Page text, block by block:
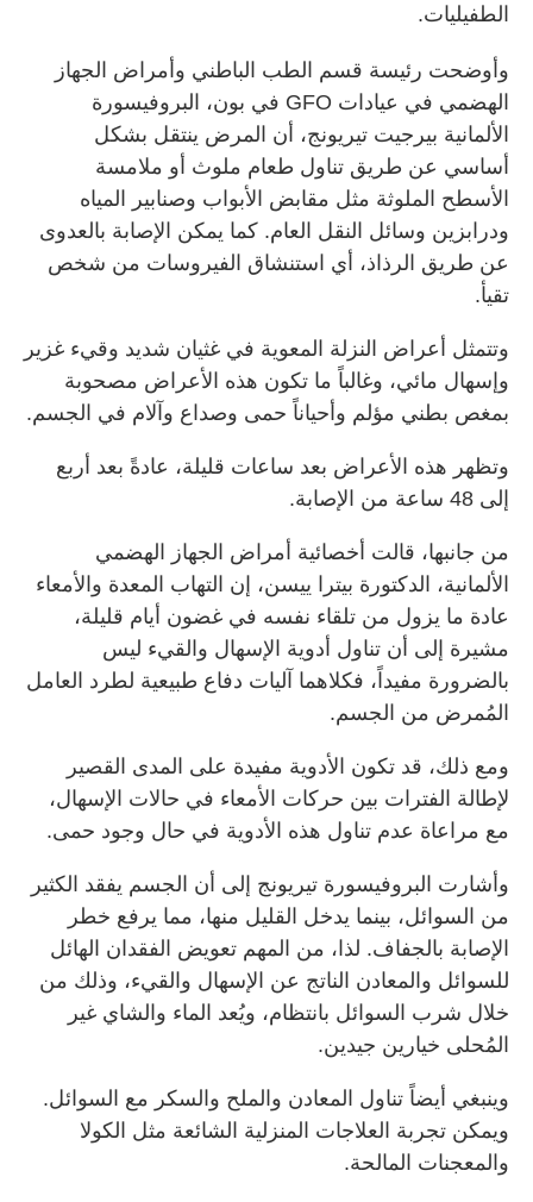
الطفيليات.
وأوضحت رئيسة قسم الطب الباطني وأمراض الجهاز
الهضمي في عيادات GFO في بون، البروفيسورة
الألمانية بيرجيت تيريونج، أن المرض ينتقل بشكل
أساسي عن طريق تناول طعام ملوث أو ملامسة
الأسطح الملوثة مثل مقابض الأبواب وصنابير المياه
ودرابزين وسائل النقل العام. كما يمكن الإصابة بالعدوى
عن طريق الرذاذ، أي استنشاق الفيروسات من شخص
تقيأ.
وتتمثل أعراض النزلة المعوية في غثيان شديد وقيء غزير
وإسهال مائي، وغالباً ما تكون هذه الأعراض مصحوبة
بمغص بطني مؤلم وأحياناً حمى وصداع وآلام في الجسم.
وتظهر هذه الأعراض بعد ساعات قليلة، عادةً بعد أربع
إلى 48 ساعة من الإصابة.
من جانبها، قالت أخصائية أمراض الجهاز الهضمي
الألمانية، الدكتورة بيترا ييسن، إن التهاب المعدة والأمعاء
عادة ما يزول من تلقاء نفسه في غضون أيام قليلة،
مشيرة إلى أن تناول أدوية الإسهال والقيء ليس
بالضرورة مفيداً، فكلاهما آليات دفاع طبيعية لطرد العامل
المُمرض من الجسم.
ومع ذلك، قد تكون الأدوية مفيدة على المدى القصير
لإطالة الفترات بين حركات الأمعاء في حالات الإسهال،
مع مراعاة عدم تناول هذه الأدوية في حال وجود حمى.
وأشارت البروفيسورة تيريونج إلى أن الجسم يفقد الكثير
من السوائل، بينما يدخل القليل منها، مما يرفع خطر
الإصابة بالجفاف. لذا، من المهم تعويض الفقدان الهائل
للسوائل والمعادن الناتج عن الإسهال والقيء، وذلك من
خلال شرب السوائل بانتظام، ويُعد الماء والشاي غير
المُحلى خيارين جيدين.
وينبغي أيضاً تناول المعادن والملح والسكر مع السوائل.
ويمكن تجربة العلاجات المنزلية الشائعة مثل الكولا
والمعجنات المالحة.